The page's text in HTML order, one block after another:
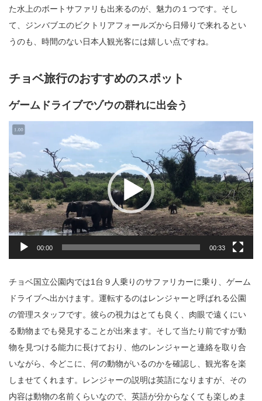
た水上のボートサファリも出来るのが、魅力の１つです。そし
て、ジンバブエのビクトリアフォールズから日帰りで来れるとい
うのも、時間のない日本人観光客には嬉しい点ですね。
チョベ旅行のおすすめのスポット
ゲームドライブでゾウの群れに出会う
動
画
ー
ヤ
ー
00:00 00:33
チョベ国立公園内では1台９人乗りのサファリカーに乗り、ゲーム
ドライブへ出かけます。運転するのはレンジャーと呼ばれる公園
の管理スタッフです。彼らの視力はとても良く、肉眼で遠くにい
る動物までも発見することが出来ます。そして当たり前ですが動
物を見つける能力に長けており、他のレンジャーと連絡を取り合
いながら、今どこに、何の動物がいるのかを確認し、観光客を楽
しませてくれます。レンジャーの説明は英語になりますが、その
内容は動物の名前くらいなので、英語が分からなくても楽しめま